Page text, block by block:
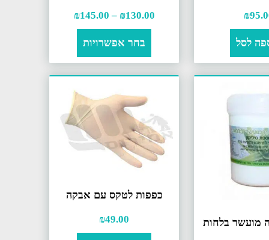
₪
לסל
₪130.00
–
₪145.00
בחר אפשרויות
מועשר בלחות
כפפות לטקס עם אבקה
₪49.00